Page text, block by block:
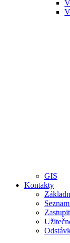
GIS
Kontakty